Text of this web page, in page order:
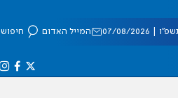
08/2026 המייל האדום חיפוש